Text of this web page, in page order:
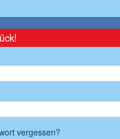
vergessen?